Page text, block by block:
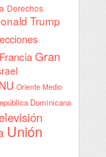
Derechos
Trump
Francia Gran
Oriente Medio
Dominicana
Unión